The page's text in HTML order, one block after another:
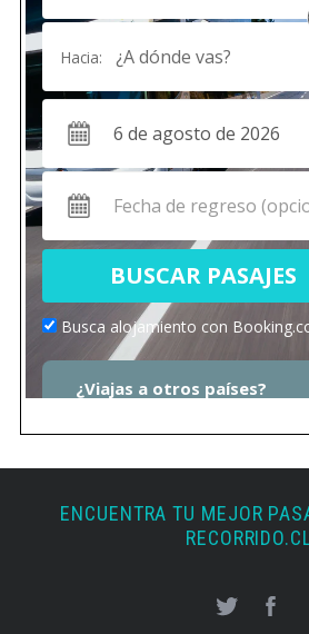
ENCUENTRA TU MEJOR